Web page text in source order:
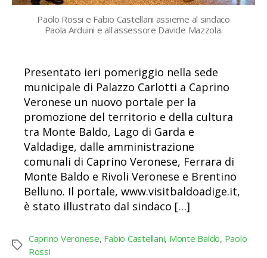
Paolo Rossi e Fabio Castellani assieme al sindaco
Paola Arduini e all'assessore Davide Mazzola.
Presentato ieri pomeriggio nella sede
municipale di Palazzo Carlotti a Caprino
Veronese un nuovo portale per la
promozione del territorio e della cultura
tra Monte Baldo, Lago di Garda e
Valdadige, dalle amministrazione
comunali di Caprino Veronese, Ferrara di
Monte Baldo e Rivoli Veronese e Brentino
Belluno. Il portale, www.visitbaldoadige.it,
è stato illustrato dal sindaco […]
Tag
Caprino Veronese, Fabio Castellani, Monte Baldo, Paolo
Rossi